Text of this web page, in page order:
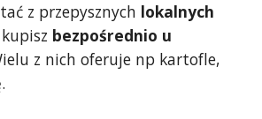
z przepysznych lokalnych
bezpośrednio u
z nich oferuje np kartofle,